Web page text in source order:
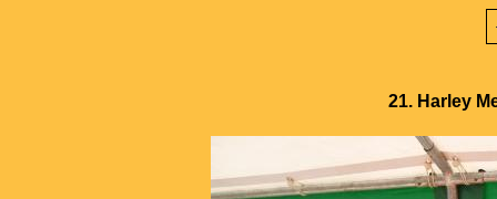
21. Harley